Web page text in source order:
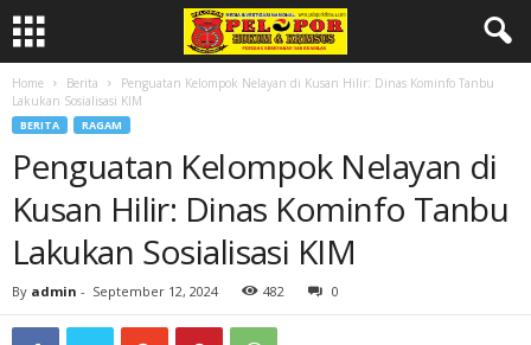
Home Berita
Penguatan Kelompok Nelayan di Kusan Hilir: Dinas Kominfo Tanbu
Lakukan Sosialisasi KIM
BERITA RAGAM
Penguatan Kelompok Nelayan di
Kusan Hilir: Dinas Kominfo Tanbu
Lakukan Sosialisasi KIM
By admin - September 12, 2024 482 0